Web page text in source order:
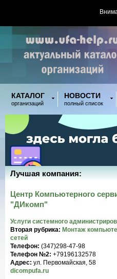
КАТАЛОГ
организаций
НОВОСТИ
полный список
Лучшая компания:
Центр Компьютерного
"ДИкомп"
Услуги системного
Вторая рубрика: Монтаж
сетей
Телефон: (347)298-47-98
Телефон №2: +79196132578
Адрес: ул. Первомайская, 58
dicompufa.ru